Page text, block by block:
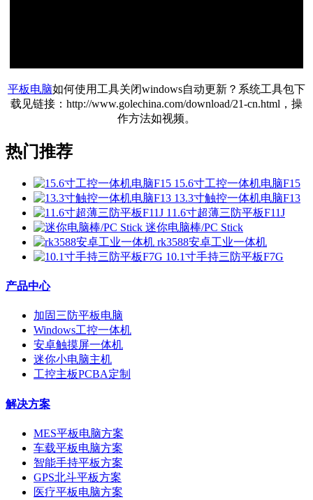
平板电脑如何使用工具关闭windows自动更新？系统工具包下
载见链接：http://www.golechina.com/download/21-cn.html，操
作方法如视频。
热门推荐
15.6寸工控一体机电脑F15
13.3寸触控一体机电脑F13
11.6寸超薄三防平板F11J
迷你电脑棒/PC Stick
rk3588安卓工业一体机
10.1寸手持三防平板F7G
产品中心
加固三防平板电脑
Windows工控一体机
安卓触摸屏一体机
迷你小电脑主机
工控主板PCBA定制
解决方案
MES平板电脑方案
车载平板电脑方案
智能手持平板方案
GPS北斗平板方案
医疗平板电脑方案